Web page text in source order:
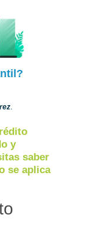
.
y
saber
se aplica